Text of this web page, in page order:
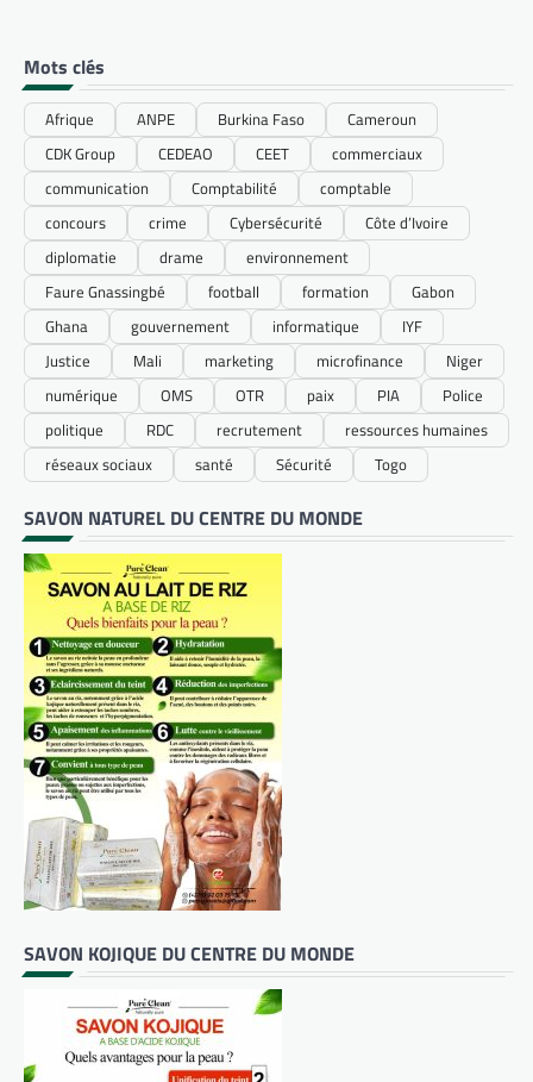
Mots clés
Afrique ANPE Burkina Faso
Cameroun
CDK Group
CEDEAO CEET
commerciaux
communication
Comptabilité
comptable
concours
crime Cybersécurité
Côte d’Ivoire
diplomatie
drame
environnement
Faure Gnassingbé
football formation
Gabon
Ghana
gouvernement informatique
IYF
Justice
Mali marketing microfinance
Niger
numérique
OMS OTR paix PIA
Police
politique
RDC recrutement
ressources humaines
réseaux sociaux
santé Sécurité Togo
SAVON NATUREL DU CENTRE DU MONDE
SAVON KOJIQUE DU CENTRE DU MONDE